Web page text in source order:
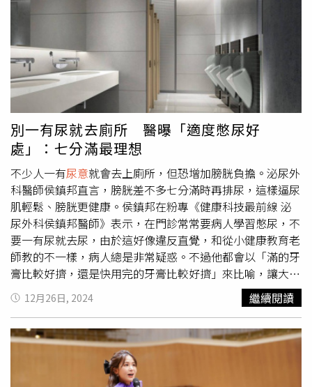
車、休息站或旅遊地廁所不夠，甚至有些人因不想在外上廁
襲來，只能選擇憋尿，然而這種憋尿的行
為卻是會造成膀胱等泌尿系統的傷害。蔡樹衛說明，憋尿顧
名思義是當有尿意時強忍讓尿液存於膀胱內，當膀胱不停地
膨脹，膀胱肌肉會像橡皮筋一樣，反覆地撐大，久了失去彈
性造成疲乏，導致將來會膀胱無力，另外尿液留在膀胱過
久，還會引發膀胱發炎、尿道發炎等問題。蔡樹衛也提到，
有攝護腺肥大的病人，在膀胱脹久了，會失去感覺或是因括
約肌無法放鬆，導致到廁所尿不出來，這時常常必須到醫院
導尿或插尿管，年輕女性或老年人則會因為小便滯留過久導
致容易感染；長時間的反覆憋尿除了細菌感染，也可能引起
泌尿道結石、尿液滯留造成逆流，最後導致腎功能惡化，如
此將得不償失。《預防憋尿5措施》1.出發前2小時控制喝水
量，開車上高速公路前及過程，避免喝太多水。2.不要喝一
些利尿飲料，像是咖啡、茶、可樂，這些含咖啡因的飲料會
讓你更快產生 尿意。3.看到加油站、休息站，就趕快下車排
尿，以免憋尿憋到身體出毛病。4.在車上先備妥如空瓶罐、
塑膠袋、集尿器、成人尿布或男性尿套等，情急下可以使
用。5.長期服用攝護腺藥物者記得按時服用藥物。
別一有尿就去廁所 醫曝「適度憋尿好
處」：七分滿最理想
不少人一有尿意就會去上廁所，但恐增加膀胱負擔。泌尿外
科醫師侯鎮邦直言，膀胱差不多七分滿時再排尿，這樣逼尿
肌輕鬆、膀胱更健康。侯鎮邦在粉專《健康科技最前線 泌
尿外科侯鎮邦醫師》表示，在門診常常要病人學習憋尿，不
要一有尿就去尿，由於這好像違反直覺，和從小健康教育老
師教的不一樣，病人總是非常疑惑。不過他都會以「滿的牙
膏比較好擠，還是快用完的牙膏比較好擠」來比喻，讓大家
好懂。侯鎮邦指出，答案顯而易見，當然是裝滿的牙膏比較
好擠，膀胱也是一樣，充盈的膀胱排尿對膀胱而言是比較輕
鬆的，相反的，只有少量尿就去排尿，反而會增加膀胱的負
擔。 至於為什麼排尿的時候，膀胱「七分滿」是最理想
的？侯鎮邦說，因為這時候膀胱壓力剛剛好，膀胱壁的張力
處於「黃金區」，壓力不會過高或過低，逼尿肌能用最小的
12月26日, 2024 繼續閱讀